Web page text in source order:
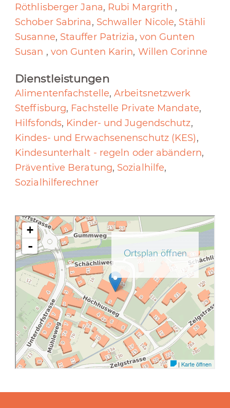
Röthlisberger Jana, Rubi Margrith ,
Schober Sabrina, Schwaller Nicole, Stähli
Susanne, Stauffer Patrizia, von Gunten
Susan , von Gunten Karin, Willen Corinne
Dienstleistungen
Alimentenfachstelle,Arbeitsnetzwerk
Steffisburg, Fachstelle Private Mandate,
Hilfsfonds, Kinder- und Jugendschutz,
Kindes- und Erwachsenenschutz (KES),
Kindesunterhalt - regeln oder abändern,
Präventive Beratung, Sozialhilfe,
Sozialhilferechner